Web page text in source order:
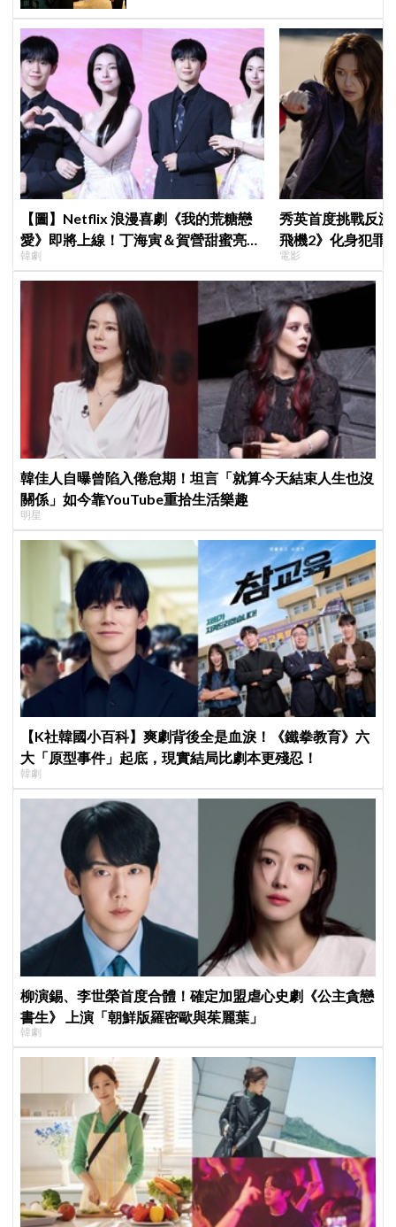
【圖】Netflix 浪漫喜劇《我的荒糖戀
愛》即將上線！丁海寅＆賀營甜蜜亮相
製作發表會，甜蜜CP化學反應引期待
韓劇
秀英首度挑戰反
飛機2》化身犯罪
電影
韓佳人自曝曾陷入倦怠期！坦言「就算今天結束人生也沒
關係」如今靠YouTube重拾生活樂趣
明星
【K社韓國小百科】爽劇背後全是血淚！《鐵拳教育》六
大「原型事件」起底，現實結局比劇本更殘忍！
韓劇
柳演錫、李世榮首度合體！確定加盟虐心史劇《公主貪戀
書生》 上演「朝鮮版羅密歐與茱麗葉」
韓劇